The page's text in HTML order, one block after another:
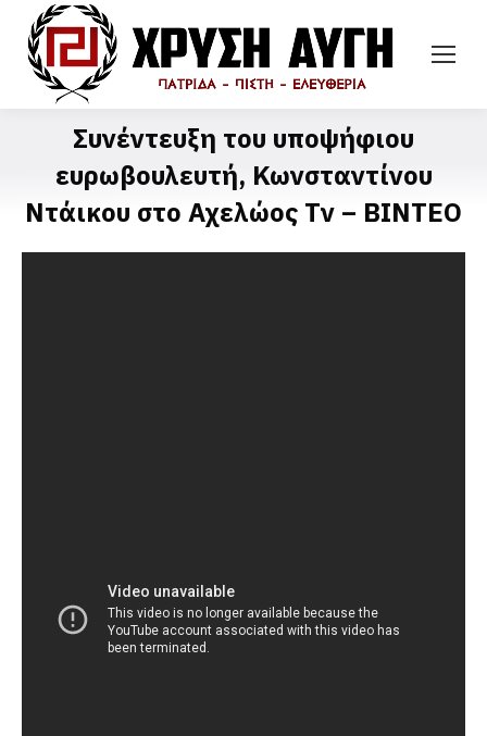
Συνέντευξη του υποψήφιου
ευρωβουλευτή, Κωνσταντίνου
Ντάικου στο Αχελώος Τν – ΒΙΝΤΕΟ